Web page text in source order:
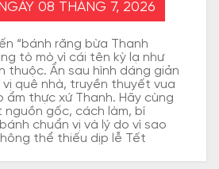
08 THÁNG 7, 2026
“bánh răng bừa Thanh
tò mò vì cái tên kỳ lạ như
thuộc. Ẩn sau hình dáng giản
vị quê nhà, truyền thuyết vua
ẩm thực xứ Thanh. Hãy cùng
nguồn gốc, cách làm, bí
chuẩn vị và lý do vì sao
thể thiếu dịp lễ Tết